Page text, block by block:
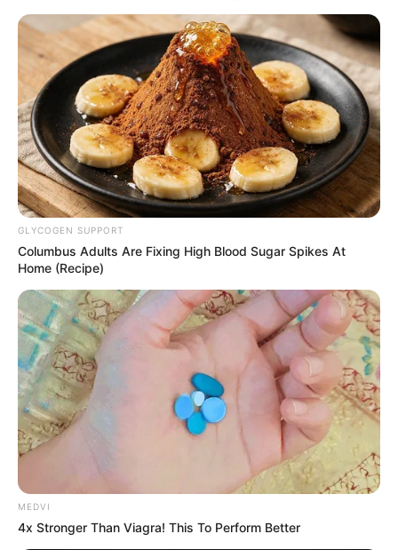
સંબંધીને મારા પ્રણામ મારાથી ભૂલચૂક થઈ હોય તો મને
માફ કરજો. મેં વિનય પાસેથી 50 હજાર લીધેલા હતા.
તેમને પોલીસને જણાવ્યું હતું કે, તે મને ટોચર કરતા
રહેતા હતાં. જે પીએસઆઈ મારી લાશની તહેકીકાત
કરશે તેમને હું જણાવવું છું કે, મારી સાથે જે રીતે થયું તે
બીજા કોઈ સાથે થાય નહીં. આવી ટોચરીંગ કરી
મજબૂરીનો લાભ ન ઉઠાવવો જોઈએ.
GLYCOGEN SUPPORT
Columbus Adults Are Fixing High Blood Sugar Spikes At
Home (Recipe)
MEDVI
4x Stronger Than Viagra! This To Perform Better